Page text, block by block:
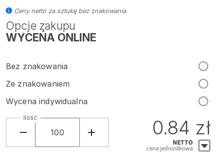
Opcje zakupu
WYCEŃA ONLINE
Bez znakowania
Ze znakowaniem
Wycena indywidualna
Ceny netto za sztukę bez znakowania
Ilość 0.84 zł
NETTO
cena jednostkowa